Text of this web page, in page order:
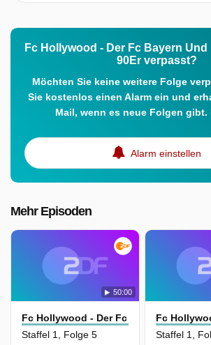
Fc Hollywood - Der Fc Bayern Und
90Er verpasst?
Möchten Sie keine weitere Folge
Sie kostenlos einen Alarm ein und
Mail, wenn es neue Folgen gibt.
Alarm einstellen
Mehr Episoden
50:00
Fc Hollywood - Der Fc Bayern Und Die
Staffel 1, Folge 5
Fc
Staffel 1,